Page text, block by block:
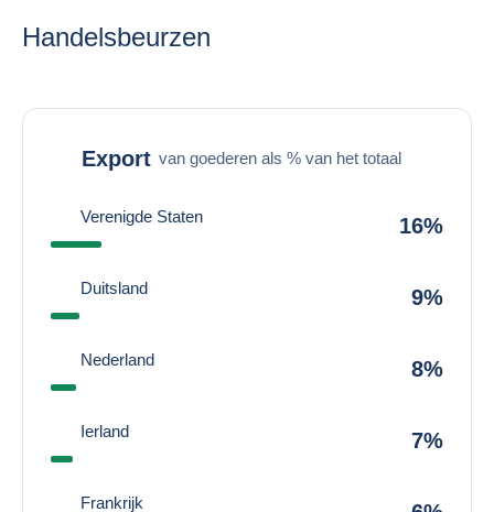
Handelsbeurzen
Export van goederen als % van het totaal
Verenigde Staten 16%
Duitsland 9%
Nederland 8%
Ierland 7%
Frankrijk